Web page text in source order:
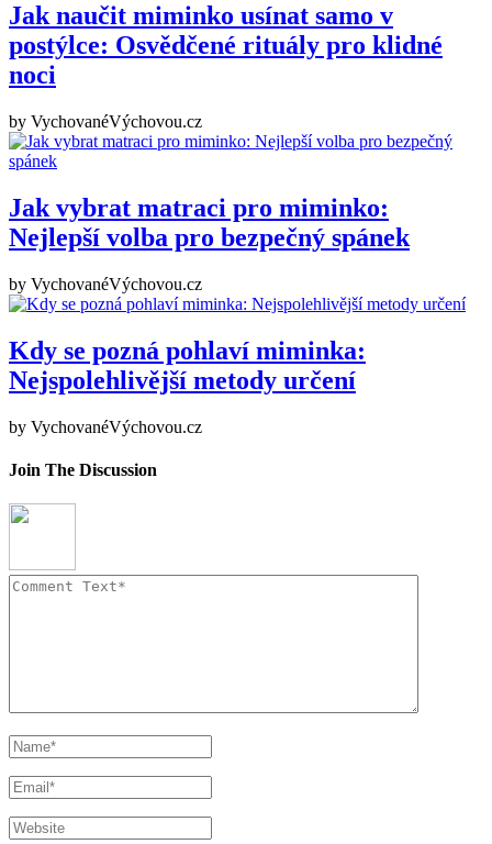
Jak naučit miminko usínat samo v
postýlce: Osvědčené rituály pro klidné
noci
by VychovanéVýchovou.cz
Jak vybrat matraci pro miminko:
Nejlepší volba pro bezpečný spánek
by VychovanéVýchovou.cz
Kdy se pozná pohlaví miminka:
Nejspolehlivější metody určení
by VychovanéVýchovou.cz
Join The Discussion